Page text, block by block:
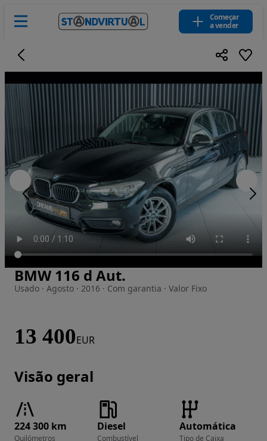
Começar
a vender
Imagem 1 de 25
BMW 116 d Aut.
Usado · Agosto · 2016 · Com garantia · Valor Fixo
13 400EUR
Visão geral
224 300 km
Quilómetros
Diesel
Combustível
Automática
Tipo de Caixa